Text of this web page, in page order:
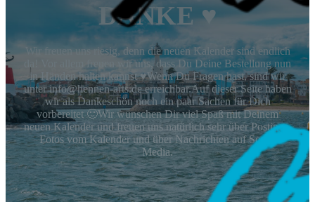
DANKE ♥
Wir freuen uns riesig, denn die neuen Kalender sind endlich
da! Vor allem freuen wir uns, dass Du Deine Bestellung nun
in Händen halten kannst ♥Wenn Du Fragen hast, sind wir
unter info@hennen-arts.de erreichbar.Auf dieser Seite haben
wir als Dankeschön noch ein paar Sachen für Dich
vorbereitet 🙂Wir wünschen Dir viel Spaß mit Deinem
neuen Kalender und freuen uns natürlich sehr über Postings,
Fotos vom Kalender und über Nachrichten auf Social
Media.